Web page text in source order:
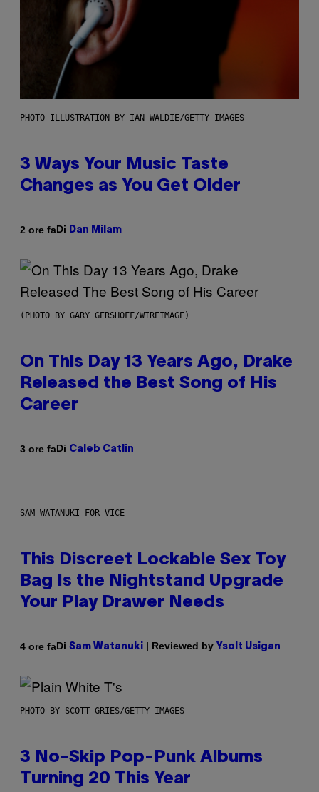
PHOTO ILLUSTRATION BY IAN WALDIE/GETTY IMAGES
3 Ways Your Music Taste
Changes as You Get Older
2 ore faDi Dan Milam
(PHOTO BY GARY GERSHOFF/WIREIMAGE)
On This Day 13 Years Ago, Drake
Released the Best Song of His
Career
3 ore faDi Caleb Catlin
SAM WATANUKI FOR VICE
This Discreet Lockable Sex Toy
Bag Is the Nightstand Upgrade
Your Play Drawer Needs
4 ore faDi Sam Watanuki | Reviewed by Ysolt Usigan
PHOTO BY SCOTT GRIES/GETTY IMAGES
3 No-Skip Pop-Punk Albums
Turning 20 This Year